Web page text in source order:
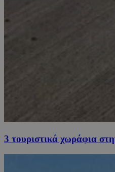
3 τουριστικά χωράφια